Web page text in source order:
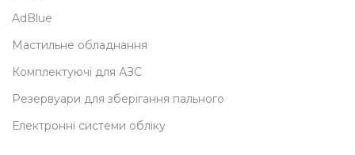
AdBlue
Мастильне обладнання
Комплектуючі для АЗС
Резервуари для зберігання пального
Електронні системи обліку